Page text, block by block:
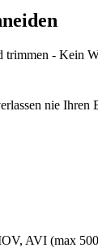
trimmen - Kein
nie Ihren
AVI (max